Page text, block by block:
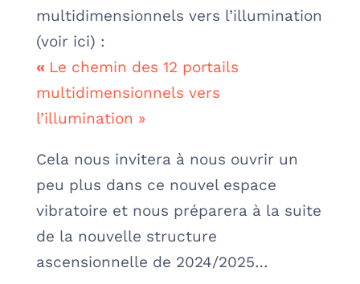
multidimensionnels vers l’illumination
(voir ici) :
« Le chemin des 12 portails
multidimensionnels vers
l’illumination »
Cela nous invitera à nous ouvrir un
peu plus dans ce nouvel espace
vibratoire et nous préparera à la suite
de la nouvelle structure
ascensionnelle de 2024/2025…